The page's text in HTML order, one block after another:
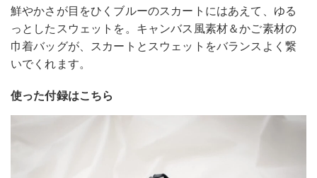
鮮やかさが目をひくブルーのスカートにはあえて、ゆる
っとしたスウェットを。キャンバス風素材＆かご素材の
巾着バッグが、スカートとスウェットをバランスよく繋
いでくれます。
使った付録はこちら